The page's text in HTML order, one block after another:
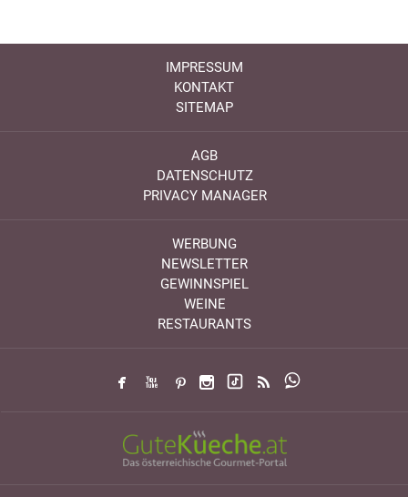
IMPRESSUM
KONTAKT
SITEMAP
AGB
DATENSCHUTZ
PRIVACY MANAGER
WERBUNG
NEWSLETTER
GEWINNSPIEL
WEINE
RESTAURANTS